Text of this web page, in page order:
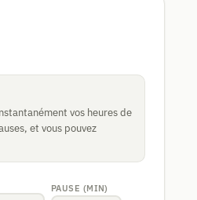
vos heures de
et vous pouvez
PAUSE (MIN)